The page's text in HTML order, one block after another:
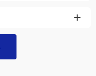
+